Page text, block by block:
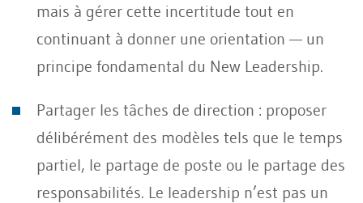
mais à gérer cette incertitude tout en
continuant à donner une orientation — un
principe fondamental du New Leadership.
Partager les tâches de direction : proposer
délibérément des modèles tels que le temps
partiel, le partage de poste ou le partage des
responsabilités. Le leadership n’est pas un